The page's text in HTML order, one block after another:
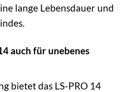
lange Lebensdauer und
auch für unebenes
bietet das LS-PRO 14